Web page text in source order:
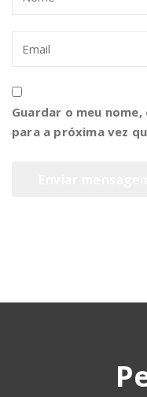
Guardar o meu
para a próxima vez